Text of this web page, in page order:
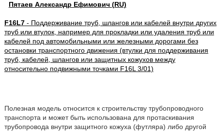
Пятаев Александр Ефимович (RU)
F16L7- Поддерживание труб, шлангов или кабелей внутри других
труб или втулок, например для прокладки или удаления труб или
кабелей под автомобильными или железными дорогами без
остановки транспортного движения (втулки для поддерживания
труб, кабелей, шлангов или защитных кожухов между
относительно подвижными точками F16L 3/01)
Полезная модель относится к строительству трубопроводного
транспорта и может быть использована для протаскивания
трубопровода внутри защитного кожуха (футляра) либо другой